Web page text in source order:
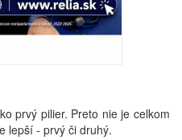
prvý pilier. Preto nie je celkom
lepší - prvý či druhý.